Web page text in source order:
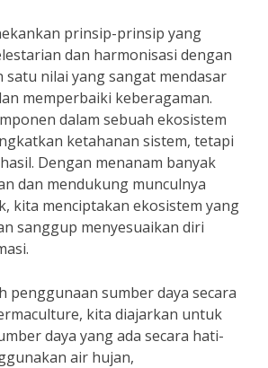
prinsip-prinsip yang
dan harmonisasi dengan
satu nilai yang sangat mendasar
memperbaiki keberagaman.
dalam sebuah ekosistem
ketahanan sistem, tetapi
Dengan menanam banyak
dan mendukung munculnya
kita menciptakan ekosistem yang
sanggup menyesuaikan diri
penggunaan sumber daya secara
kita diajarkan untuk
daya yang ada secara hati-
air hujan,